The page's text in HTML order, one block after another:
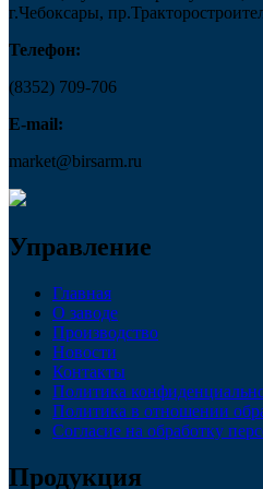
г.Чебоксары,
Телефон:
(8352) 709-706
E-mail:
market@birsarm.ru
Управление
Главная
О заводе
Производство
Новости
Контакты
Политика
Политика в отношении
Согласие на обработку
Продукция